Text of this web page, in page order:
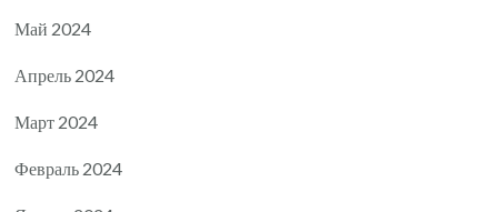
Май 2024
Апрель 2024
Март 2024
Февраль 2024